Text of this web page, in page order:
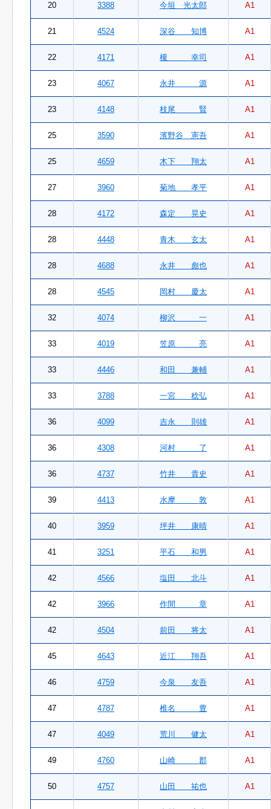
20 3388 今垣 光太郎 A1
21 4524 深谷 知博 A1
22 4171 榎 幸司 A1
23 4067 永井 源 A1
23 4148 枝尾 賢 A1
25 3590 濱野谷 憲吾 A1
25 4659 木下 翔太 A1
27 3960 菊地 孝平 A1
28 4172 森定 晃史 A1
28 4448 青木 玄太 A1
28 4688 永井 彪也 A1
28 4545 岡村 慶太 A1
32 4074 柳沢 一 A1
33 4019 笠原 亮 A1
33 4446 和田 兼輔 A1
33 3788 一宮 稔弘 A1
36 4099 吉永 則雄 A1
36 4308 河村 了 A1
36 4737 竹井 貴史 A1
39 4413 水摩 敦 A1
40 3959 坪井 康晴 A1
41 3251 平石 和男 A1
42 4566 塩田 北斗 A1
42 3966 作間 章 A1
42 4504 前田 将太 A1
45 4643 近江 翔吾 A1
46 4759 今泉 友吾 A1
47 4787 椎名 豊 A1
47 4049 荒川 健太 A1
49 4760 山崎 郡 A1
50 4757 山田 祐也 A1